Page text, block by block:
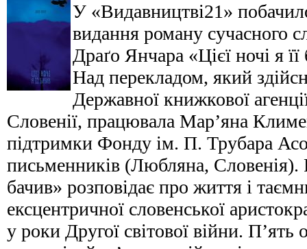
У «Видавництві21»
видання роману сучасного
Драґо Янчара «Цієї ночі я
Над перекладом, який
Державної книжкової
Словенії, працювала Мар’яна
підтримки Фонду ім. П. Трубара
письменників (Любляна, Словенія).
бачив» розповідає про життя і
ексцентричної словенської
у роки Другої світової війни. П’ять